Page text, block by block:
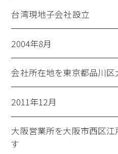
台湾現地子会社設立
2004年8月
会社所在地を東京都品川
2011年12月
大阪営業所を大阪市西区
す